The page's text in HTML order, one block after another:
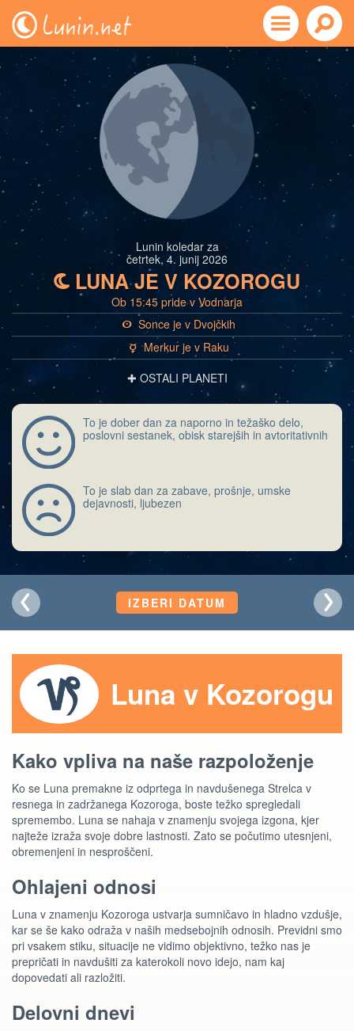
Lunin koledar za
četrtek, 4. junij 2026
b LUNA JE V KOZOROGU
Ob 15:45 pride v Vodnarja
a Sonce je v Dvojčkih
c Merkur je v Raku
✚ OSTALI PLANETI
To je dober dan za naporno in težaško delo,
poslovni sestanek, obisk starejših in avtoritativnih
To je slab dan za zabave, prošnje, umske
dejavnosti, ljubezen
IZBERI DATUM
Luna v Kozorogu
Kako vpliva na naše razpoloženje
Ko se Luna premakne iz odprtega in navdušenega Strelca v
resnega in zadržanega Kozoroga, boste težko spregledali
spremembo. Luna se nahaja v znamenju svojega izgona, kjer
najteže izraža svoje dobre lastnosti. Zato se počutimo utesnjeni,
obremenjeni in nesproščeni.
Ohlajeni odnosi
Luna v znamenju Kozoroga ustvarja sumničavo in hladno vzdušje,
kar se še kako odraža v naših medsebojnih odnosih. Previdni smo
pri vsakem stiku, situacije ne vidimo objektivno, težko nas je
prepričati in navdušiti za katerokoli novo idejo, nam kaj
dopovedati ali razložiti.
Delovni dnevi